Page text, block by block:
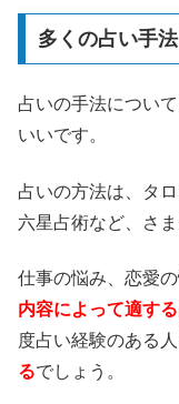
多くの占い手
占いの手法につい
いいです。
占いの方法は、タ
六星占術など、さ
仕事の悩み、恋愛
内容によって適す
度占い経験のある人
るでしょう。